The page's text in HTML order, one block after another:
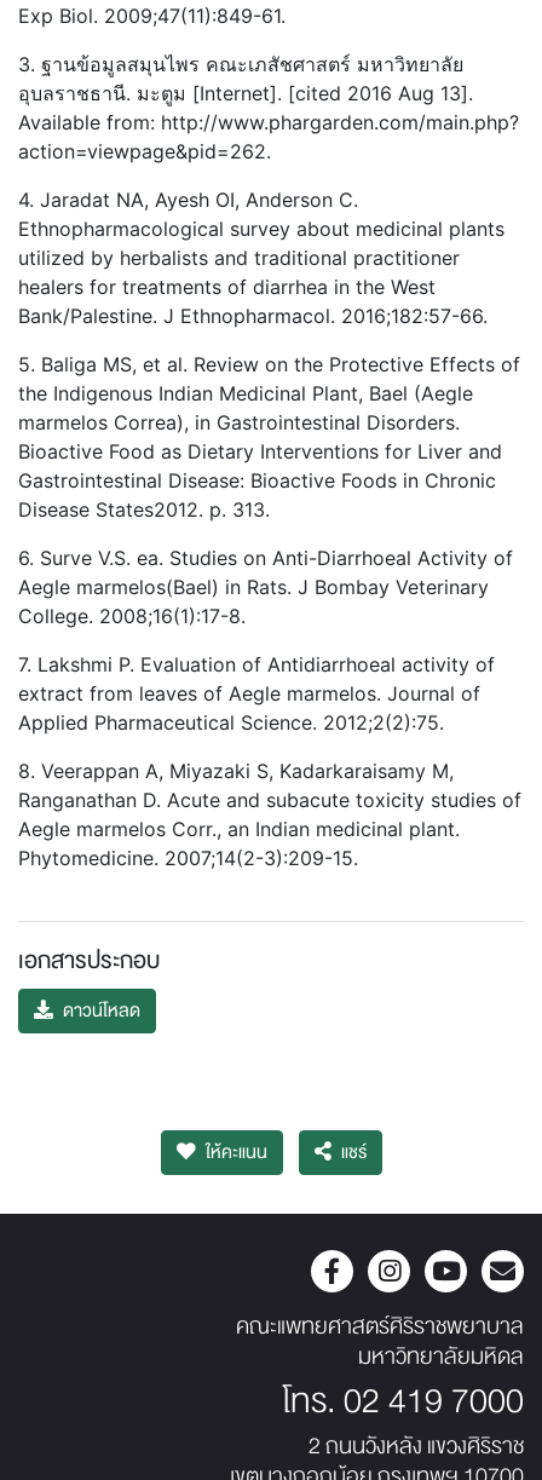
Exp Biol. 2009;47(11):849-61.
3. ฐานข้อมูลสมุนไพร คณะเภสัชศาสตร์ มหาวิทยาลัย
อุบลราชธานี. มะตูม [Internet]. [cited 2016 Aug 13].
Available from: http://www.phargarden.com/main.php?
action=viewpage&pid=262.
4. Jaradat NA, Ayesh OI, Anderson C.
Ethnopharmacological survey about medicinal plants
utilized by herbalists and traditional practitioner
healers for treatments of diarrhea in the West
Bank/Palestine. J Ethnopharmacol. 2016;182:57-66.
5. Baliga MS, et al. Review on the Protective Effects of
the Indigenous Indian Medicinal Plant, Bael (Aegle
marmelos Correa), in Gastrointestinal Disorders.
Bioactive Food as Dietary Interventions for Liver and
Gastrointestinal Disease: Bioactive Foods in Chronic
Disease States2012. p. 313.
6. Surve V.S. ea. Studies on Anti-Diarrhoeal Activity of
Aegle marmelos(Bael) in Rats. J Bombay Veterinary
College. 2008;16(1):17-8.
7. Lakshmi P. Evaluation of Antidiarrhoeal activity of
extract from leaves of Aegle marmelos. Journal of
Applied Pharmaceutical Science. 2012;2(2):75.
8. Veerappan A, Miyazaki S, Kadarkaraisamy M,
Ranganathan D. Acute and subacute toxicity studies of
Aegle marmelos Corr., an Indian medicinal plant.
Phytomedicine. 2007;14(2-3):209-15.
เอกสารประกอบ
ดาวน์โหลด
ให้คะแนน แชร์
คณะแพทยศาสตร์ศิริราชพยาบาล
มหาวิทยาลัยมหิดล
โทร.02 419 7000
2 ถนนวังหลัง แขวงศิริราช